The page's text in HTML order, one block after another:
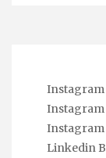
Instagram
Instagram
Instagram
Linkedin